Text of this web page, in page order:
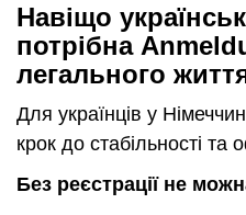
Навіщо
потрібна
легального
Для українців у
крок до стабільності та
Без реєстрації не